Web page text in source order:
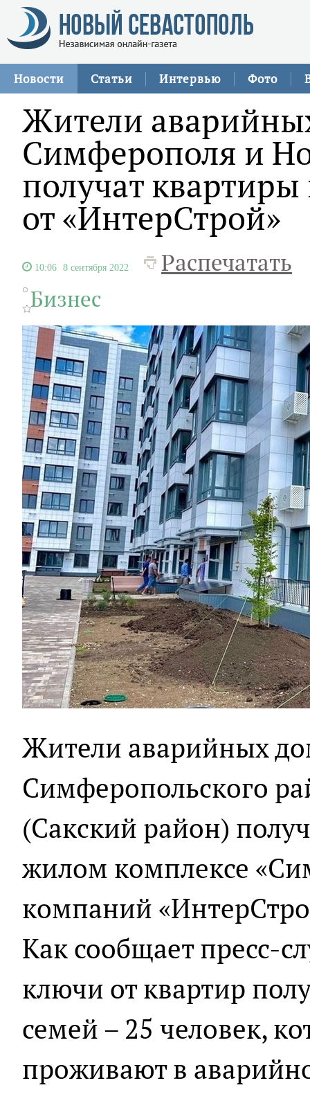
Новости Статьи Интервью Фото
Жители
Симферополя и
получат
от «ИнтерСтрой»
10:06 8 сентября 2022 Распечатать
Бизнес
Жители аварийных
Симферопольского
(Сакский район)
жилом комплексе
компаний
Как сообщает пресс-
ключи от квартир
семей – 25 человек,
проживают в